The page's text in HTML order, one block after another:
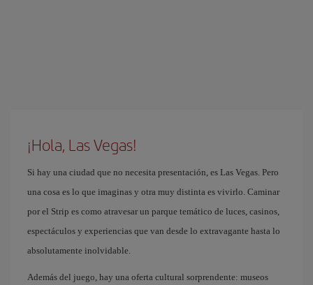
¡Hola, Las Vegas!
Si hay una ciudad que no necesita presentación, es Las Vegas. Pero
una cosa es lo que imaginas y otra muy distinta es vivirlo. Caminar
por el Strip es como atravesar un parque temático de luces, casinos,
espectáculos y experiencias que van desde lo extravagante hasta lo
absolutamente inolvidable.
Además del juego, hay una oferta cultural sorprendente: museos